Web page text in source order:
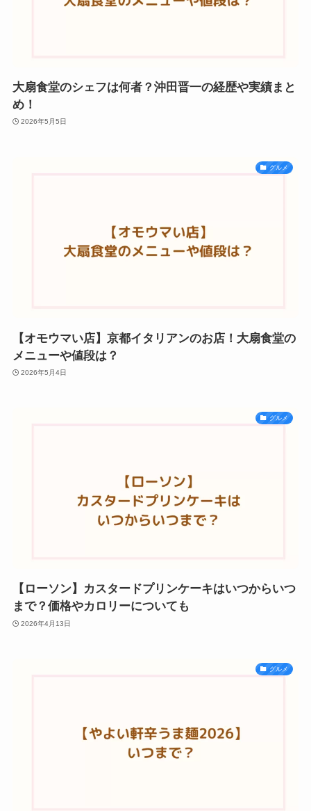
大扇食堂のシェフは何者？沖田晋一の経歴や実績まと
め！
2026年5月5日
グルメ
【オモウマい店】京都イタリアンのお店！大扇食堂の
メニューや値段は？
2026年5月4日
グルメ
【ローソン】カスタードプリンケーキはいつからいつ
まで？価格やカロリーについても
2026年4月13日
グルメ